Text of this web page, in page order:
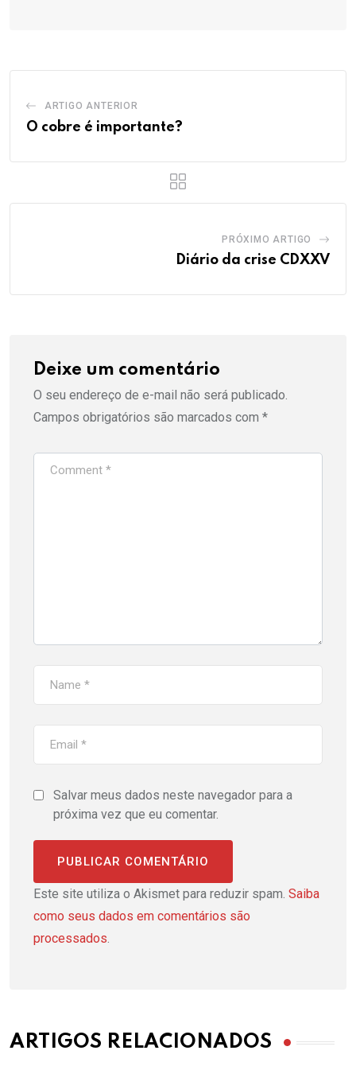
ARTIGO ANTERIOR
O cobre é importante?
PRÓXIMO ARTIGO
Diário da crise CDXXV
Deixe um comentário
O seu endereço de e-mail não será publicado.
Campos obrigatórios são marcados com *
Salvar meus dados neste navegador para a
próxima vez que eu comentar.
Este site utiliza o Akismet para reduzir spam. Saiba
como seus dados em comentários são
processados.
ARTIGOS RELACIONADOS